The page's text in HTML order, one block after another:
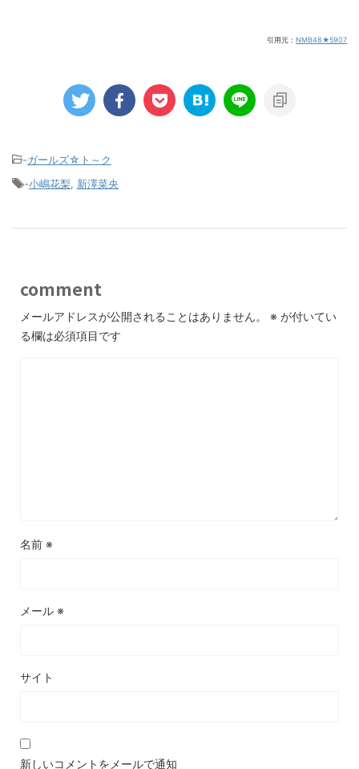
引用元： NMB48★5907
-ガールズ☆ト～ク
-小嶋花梨 新澤菜央
comment
メールアドレスが公開されることはありません。 ※ が付いてい
る欄は必須項目です
名前 ※
メール ※
サイト
新しいコメントをメールで通知